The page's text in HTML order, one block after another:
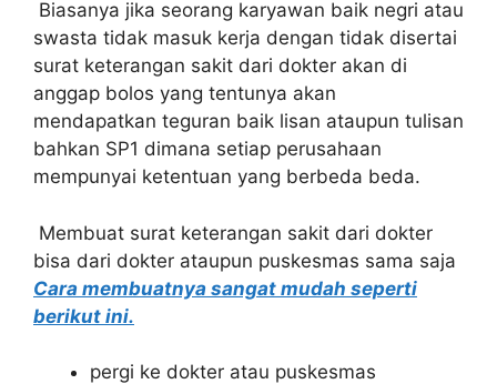
Biasanya jika seorang karyawan baik negri atau
swasta tidak masuk kerja dengan tidak disertai
surat keterangan sakit dari dokter akan di
anggap bolos yang tentunya akan
mendapatkan teguran baik lisan ataupun tulisan
bahkan SP1 dimana setiap perusahaan
mempunyai ketentuan yang berbeda beda.
Membuat surat keterangan sakit dari dokter
bisa dari dokter ataupun puskesmas sama saja
Cara membuatnya sangat mudah seperti
berikut ini.
pergi ke dokter atau puskesmas